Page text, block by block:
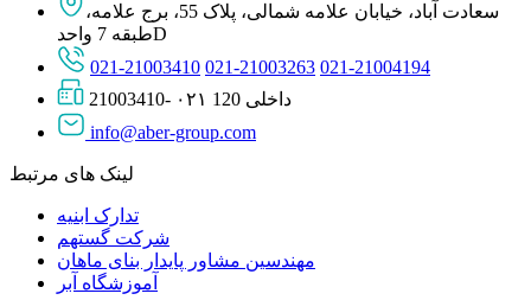
سعادت آباد، خیابان علامه شمالی، پلاک 55، برج علامه،
طبقه 7 واحدD
021-21003410 021-21003263 021-21004194
21003410- ۰۲۱ داخلی 120
info@aber-group.com
لینک های مرتبط
تدارک ابنیه
شرکت گستهم
مهندسین مشاور پایدار بنای ماهان
آموزشگاه آبر